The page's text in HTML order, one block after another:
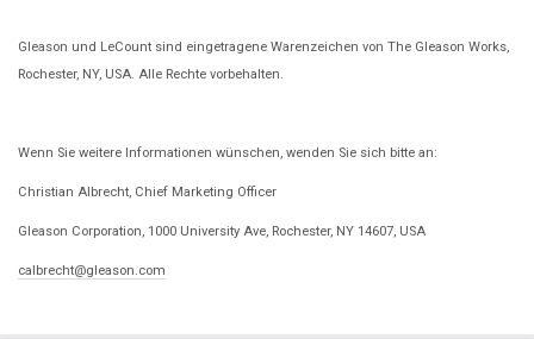
Gleason und LeCount sind eingetragene Warenzeichen von The Gleason Works,
Rochester, NY, USA. Alle Rechte vorbehalten.
Wenn Sie weitere Informationen wünschen, wenden Sie sich bitte an:
Christian Albrecht, Chief Marketing Officer
Gleason Corporation, 1000 University Ave, Rochester, NY 14607, USA
calbrecht@gleason.com